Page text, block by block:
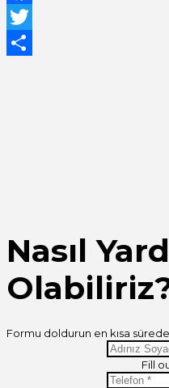
Facebook
Twitter
Nasıl
Formu doldurun en kısa
Fill